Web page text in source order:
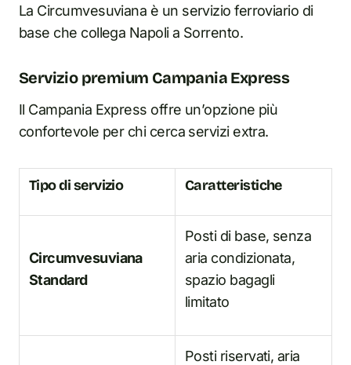
La Circumvesuviana è un servizio ferroviario di
base che collega Napoli a Sorrento.
Servizio premium Campania Express
Il Campania Express offre un’opzione più
confortevole per chi cerca servizi extra.
Tipo di servizio Caratteristiche
Circumvesuviana
Standard
Posti di base, senza
aria condizionata,
spazio bagagli
limitato
Posti riservati, aria